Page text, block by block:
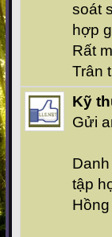
soát
hợp
Rất
Trân
Kỹ
Gửi
tập